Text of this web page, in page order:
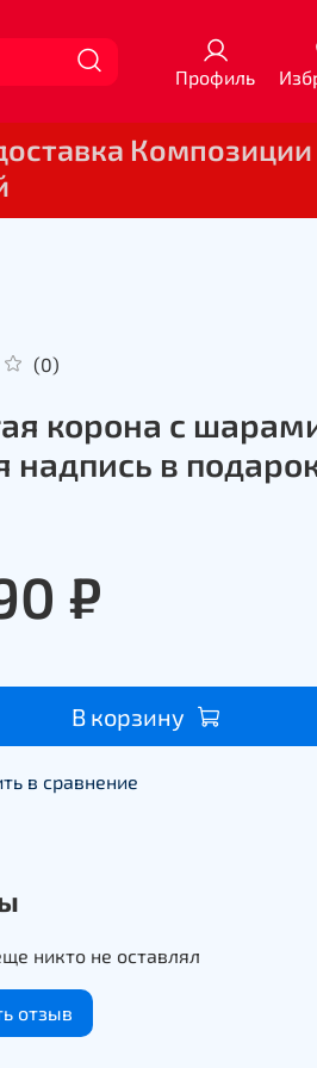
Профиль
(0)
корона с
надпись в
₽
В корзину
в сравнение
никто не оставлял
отзыв